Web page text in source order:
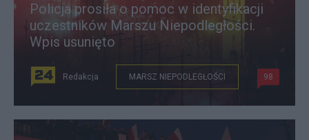
Policja prosiła o pomoc w identyfikacji
uczestników Marszu Niepodległości.
Wpis usunięto
Redakcja MARSZ NIEPODLEGŁOŚCI 98